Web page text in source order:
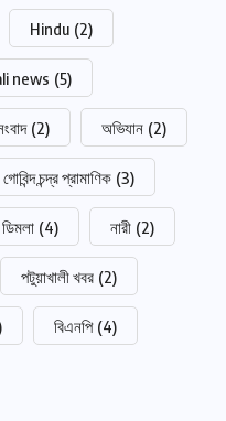
Hindu (2)
news (5)
(2) অভিযান (2)
গোবিন্দ চন্দ্র প্রামাণিক (3)
ডিমলা (4) নারী (2)
পটুয়াখালী খবর (2)
বিএনপি (4)